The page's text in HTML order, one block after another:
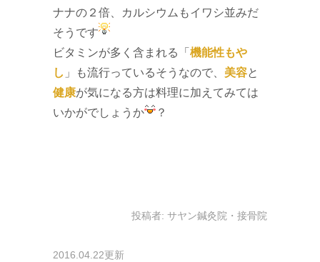
ナナの２倍、カルシウムもイワシ並みだ
そうです
ビタミンが多く含まれる「 機能性もや
し 」も流行っているそうなので、 美容と
健康が気になる方は料理に加えてみては
いかがでしょうか
？
投稿者: サヤン鍼灸院・接骨院
2016.04.22更新